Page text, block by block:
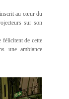
au cœur du
sur son
félicitent de cette
une ambiance